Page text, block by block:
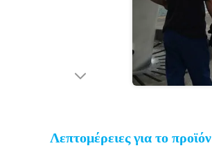
Λεπτομέρειες για το προϊόν